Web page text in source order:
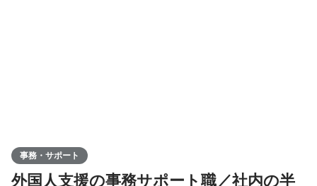
事務・サポート
外国人支援の事務サポート職／社内の半